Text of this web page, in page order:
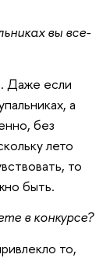
вы все-
Даже если
а
без
лето
то
быть.
в конкурсе?
то,